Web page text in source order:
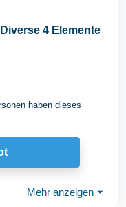
4 Elemente
haben dieses
Mehr anzeigen ⏷